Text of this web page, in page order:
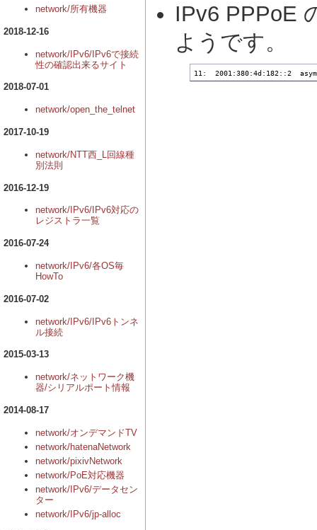
network/所有機器
2018-12-16
network/IPv6/IPv6で接続
性の確認出来るサイト
2018-07-01
network/open_the_telnet
2017-10-19
network/NTT西_L回線種
別法則
2016-12-19
network/IPv6/IPv6対応の
レジストラ一覧
2016-07-24
network/IPv6/各OS毎
HowTo
2016-07-02
network/IPv6/IPv6トンネ
ル接続
2015-03-13
network/ネットワーク機
器/シリアルポート情報
2014-08-17
network/オンデマンドTV
network/hatenaNetwork
network/pixivNetwork
network/PoE対応機器
network/IPv6/データセン
ター
network/IPv6/jp-alloc
IPv6 PPPoE
ようです。
11:  2001:380:4d:182::2